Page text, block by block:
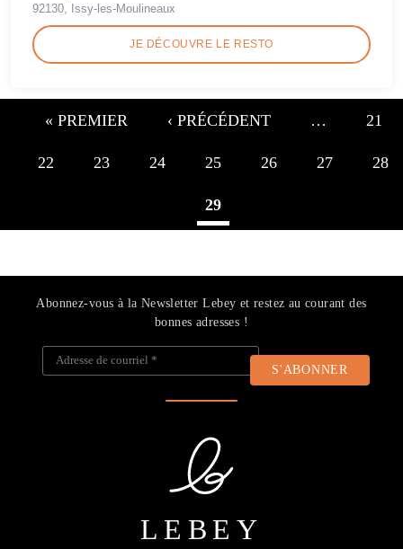
92130, Issy-les-Moulineaux
JE DÉCOUVRE LE RESTO
« PREMIER ‹ PRÉCÉDENT … 21
22 23 24 25 26 27 28
29
Abonnez-vous à la Newsletter Lebey et restez au courant des
bonnes adresses !
Adresse de courriel
LEBEY